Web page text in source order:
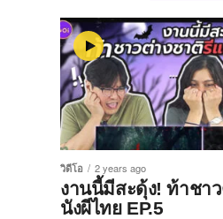
วิดีโอ 2 years ago
งานนี้มีสะดุ้ง! ท้าชา
นังผีไทย EP.5